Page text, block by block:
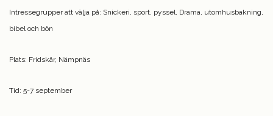
Intressegrupper att välja på: Snickeri, sport, pyssel, Drama, utomhusbakning,
bibel och bön
Plats: Fridskär, Nämpnäs
Tid: 5-7 september